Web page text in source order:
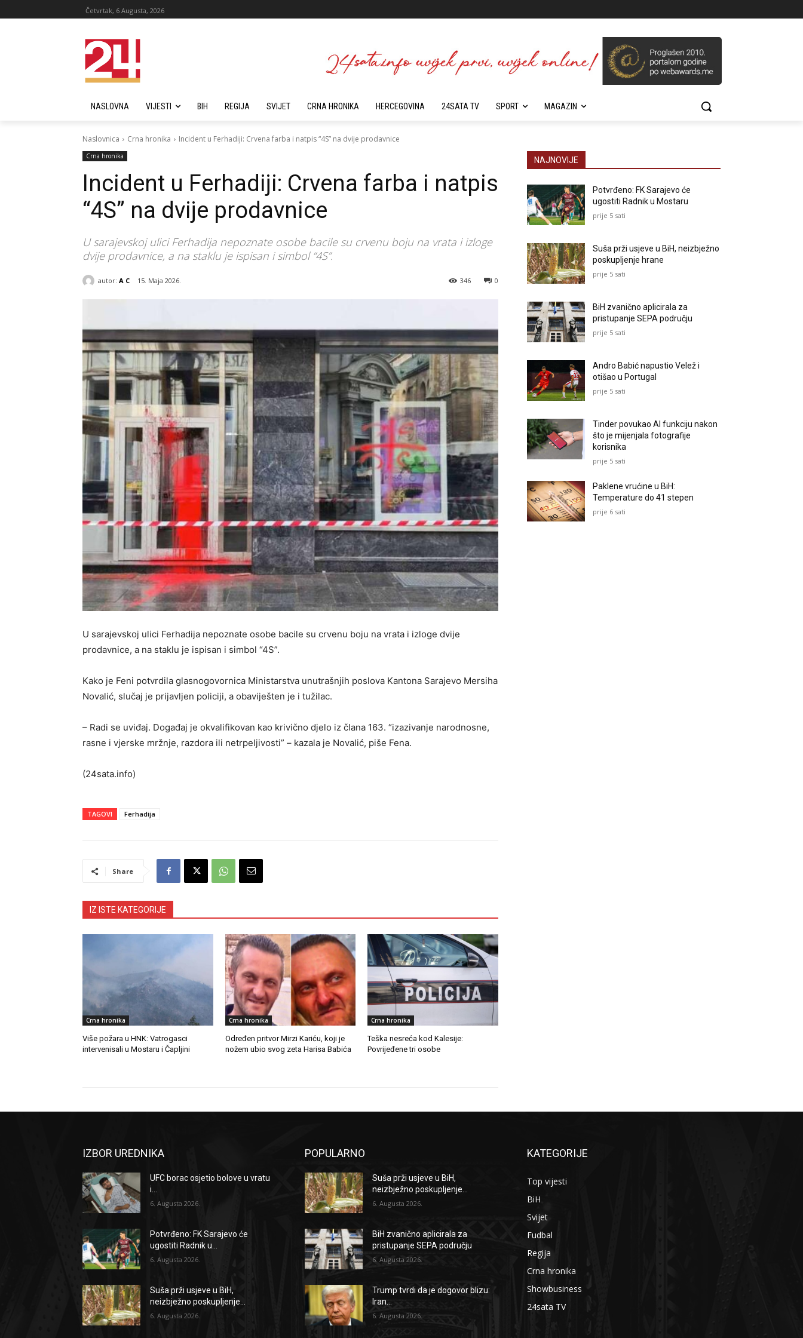
Četvrtak, 6 Augusta, 2026
NASLOVNA VIJESTI BIH REGIJA SVIJET CRNA HRONIKA HERCEGOVINA 24SATA TV SPORT MAGAZIN
Naslovnica Crna hronika Incident u Ferhadiji: Crvena farba i natpis “4S” na dvije prodavnice
Crna hronika
Incident u Ferhadiji: Crvena farba i natpis
“4S” na dvije prodavnice
U sarajevskoj ulici Ferhadija nepoznate osobe bacile su crvenu boju na vrata i izloge
dvije prodavnice, a na staklu je ispisan i simbol “4S”.
autor: A C 15. Maja 2026. 0
346
U sarajevskoj ulici Ferhadija nepoznate osobe bacile su crvenu boju na vrata i izloge dvije
prodavnice, a na staklu je ispisan i simbol “4S”.
Kako je Feni potvrdila glasnogovornica Ministarstva unutrašnjih poslova Kantona Sarajevo Mersiha
Novalić, slučaj je prijavljen policiji, a obaviješten je i tužilac.
– Radi se uviđaj. Događaj je okvalifikovan kao krivično djelo iz člana 163. “izazivanje narodnosne,
rasne i vjerske mržnje, razdora ili netrpeljivosti” – kazala je Novalić, piše Fena.
(24sata.info)
TAGOVI Ferhadija
Share
IZ ISTE KATEGORIJE
Crna hronika
Više požara u HNK: Vatrogasci
intervenisali u Mostaru i Čapljini
Crna hronika
Određen pritvor Mirzi Kariću, koji je
nožem ubio svog zeta Harisa Babića
Crna hronika
Teška nesreća kod Kalesije:
Povrijeđene tri osobe
NAJNOVIJE
Potvrđeno: FK Sarajevo će
ugostiti Radnik u Mostaru
prije 5 sati
Suša prži usjeve u BiH, neizbježno
poskupljenje hrane
prije 5 sati
BiH zvanično aplicirala za
pristupanje SEPA području
prije 5 sati
Andro Babić napustio Velež i
otišao u Portugal
prije 5 sati
Tinder povukao AI funkciju nakon
što je mijenjala fotografije
korisnika
prije 5 sati
Paklene vrućine u BiH:
Temperature do 41 stepen
prije 6 sati
IZBOR UREDNIKA
UFC borac osjetio bolove u vratu
i...
6. Augusta 2026.
Potvrđeno: FK Sarajevo će
ugostiti Radnik u...
6. Augusta 2026.
Suša prži usjeve u BiH,
neizbježno poskupljenje...
6. Augusta 2026.
POPULARNO
Suša prži usjeve u BiH,
neizbježno poskupljenje...
6. Augusta 2026.
BiH zvanično aplicirala za
pristupanje SEPA području
6. Augusta 2026.
Trump tvrdi da je dogovor blizu:
Iran...
6. Augusta 2026.
KATEGORIJE
Top vijesti
BiH
Svijet
Fudbal
Regija
Crna hronika
Showbusiness
24sata TV